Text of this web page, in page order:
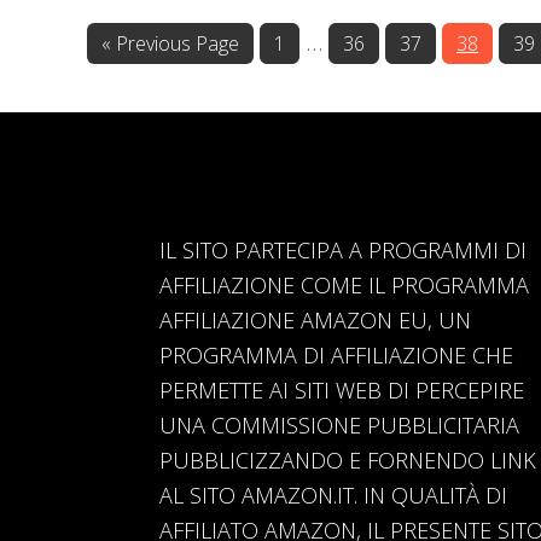
« Go
Previous Page Page
1
Interim
omitted
… Page
36 Page
37 Page
38 Page
39
IL SITO PARTECIPA A PROGRAMMI DI
AFFILIAZIONE COME IL PROGRAMMA
AFFILIAZIONE AMAZON EU, UN
PROGRAMMA DI AFFILIAZIONE CHE
PERMETTE AI SITI WEB DI PERCEPIRE
UNA COMMISSIONE PUBBLICITARIA
PUBBLICIZZANDO E FORNENDO LINK
AL SITO AMAZON.IT. IN QUALITÀ DI
AFFILIATO AMAZON, IL PRESENTE SITO